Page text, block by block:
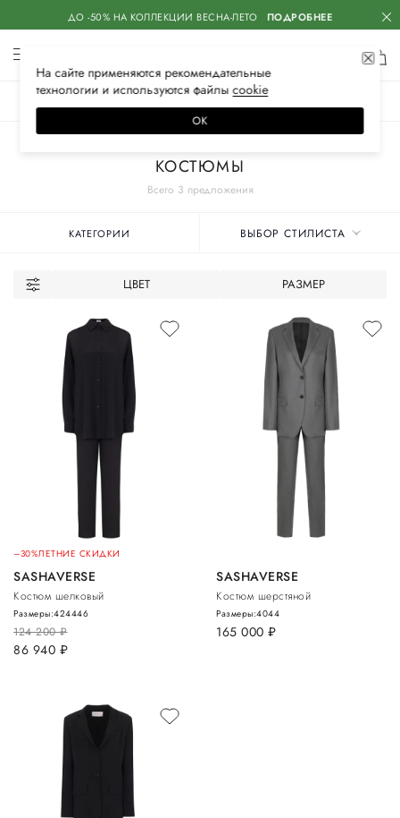
ДО -50% НА КОЛЛЕКЦИИ ВЕСНА-ЛЕТО ПОДРОБНЕЕ
Всего 3 предложения
КОСТЮМЫ
КАТЕГОРИИ ВЫБОР СТИЛИСТА
ЦВЕТ РАЗМЕР
–30%ЛЕТНИЕ СКИДКИ
SASHAVERSE
Костюм шелковый
124 200руб.
86 940 руб.
Размеры:424446
SASHAVERSE
Костюм шерстяной
165 000 руб.
Размеры:4044
На сайте применяются рекомендательные
технологии и используются файлысооkiе
ОК